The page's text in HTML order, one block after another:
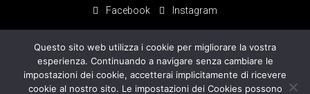
Facebook Instagram
Questo sito web utilizza i cookie per migliorare la vostra
esperienza. Continuando a navigare senza cambiare le
impostazioni dei cookie, accetterai implicitamente di ricevere
cookie al nostro sito. Le impostazioni dei Cookies possono